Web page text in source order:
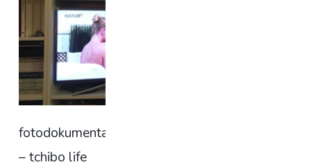
fotodokumentace
– tchibo life